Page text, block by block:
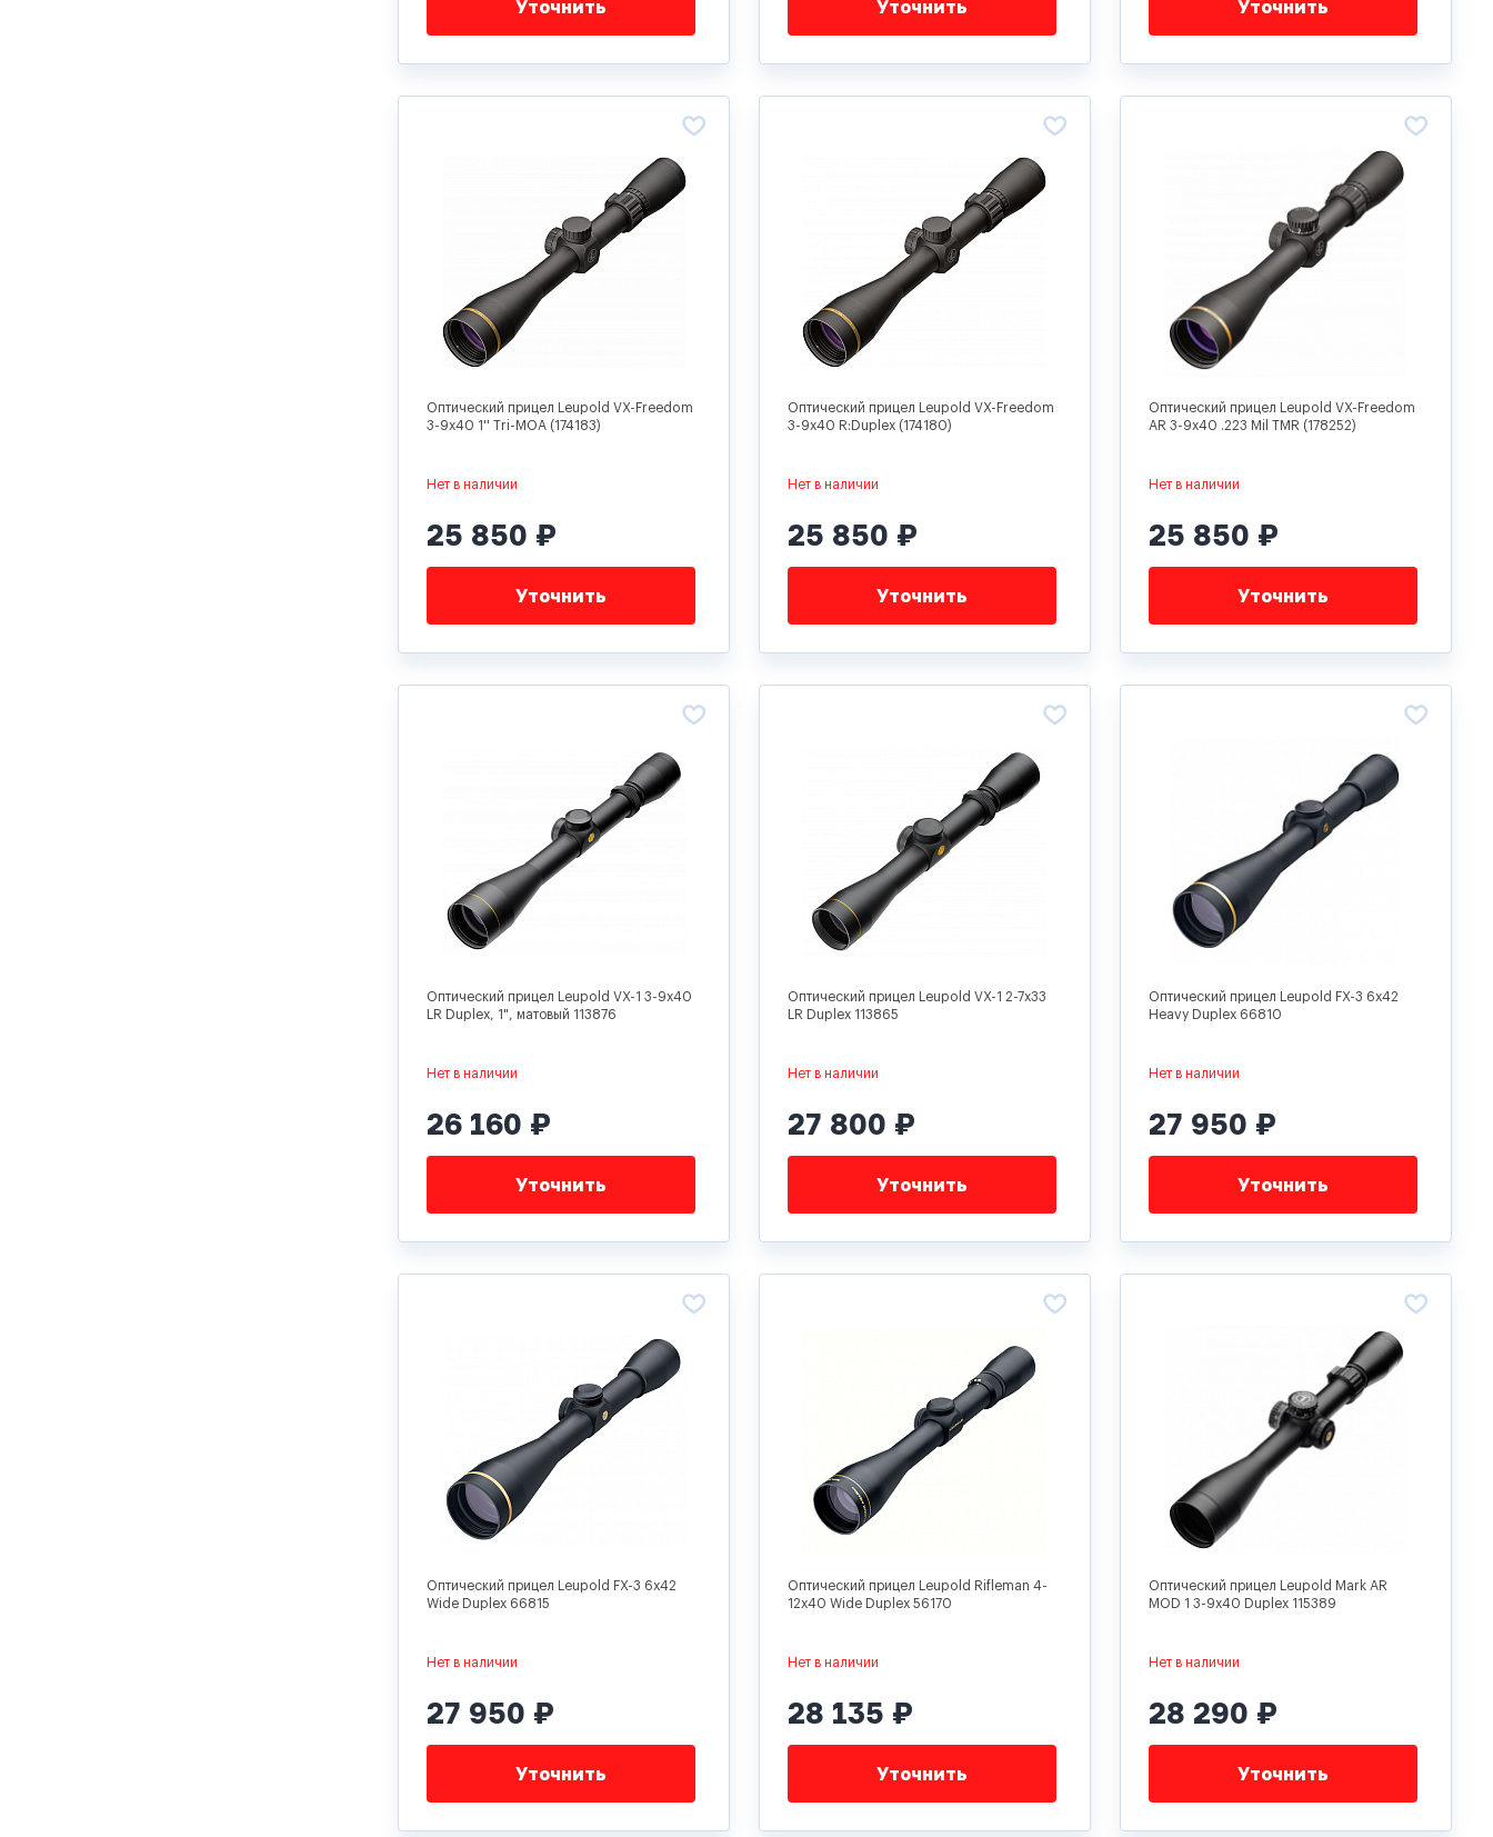
Уточнить Уточнить Уточнить
Оптический прицел Leupold VX-Freedom
3-9x40 1'' Tri-MOA (174183)
Нет в наличии
25 850 ₽
Уточнить
Оптический прицел Leupold VX-Freedom
3-9x40 R:Duplex (174180)
Нет в наличии
25 850 ₽
Уточнить
Оптический прицел Leupold VX-Freedom
AR 3-9x40 .223 Mil TMR (178252)
Нет в наличии
25 850 ₽
Уточнить
Оптический прицел Leupold VX-1 3-9x40
LR Duplex, 1", матовый 113876
Нет в наличии
26 160 ₽
Уточнить
Оптический прицел Leupold VX-1 2-7x33
LR Duplex 113865
Нет в наличии
27 800 ₽
Уточнить
Оптический прицел Leupold FX-3 6x42
Heavy Duplex 66810
Нет в наличии
27 950 ₽
Уточнить
Оптический прицел Leupold FX-3 6x42
Wide Duplex 66815
Нет в наличии
27 950 ₽
Уточнить
Оптический прицел Leupold Rifleman 4-
12x40 Wide Duplex 56170
Нет в наличии
28 135 ₽
Уточнить
Оптический прицел Leupold Mark AR
MOD 1 3-9x40 Duplex 115389
Нет в наличии
28 290 ₽
Уточнить